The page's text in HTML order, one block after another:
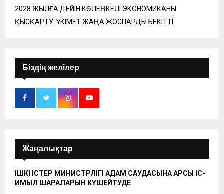
2028 ЖЫЛҒА ДЕЙІН КӨЛЕҢКЕЛІ ЭКОНОМИКАНЫ
ҚЫСҚАРТУ: ҮКІМЕТ ЖАҢА ЖОСПАРДЫ БЕКІТТІ
Біздің желілер
Жаңалықтар
ІШКІ ІСТЕР МИНИСТРЛІГІ АДАМ САУДАСЫНА ҚАРСЫ ІС-
ҚИМЫЛ ШАРАЛАРЫН КҮШЕЙТУДЕ